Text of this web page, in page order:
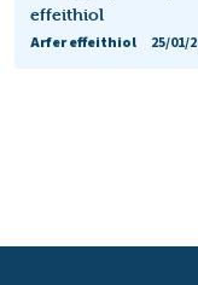
effeithiol
Arfer effeithiol
25/01/